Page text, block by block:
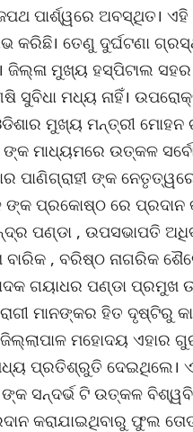
ପାର୍ଶ୍ୱରେ ଅବସ୍ଥିତ।
କରିଛି। ତେଣୁ ଦୁର୍ଘଟଣା
ଜିଲ୍ଳା ମୁଖ୍ୟ ହସ୍ପିଟାଲ
ସୁବିଧା ମଧ୍ୟ ନାହିଁ।
ମୁଖ୍ୟ ମନ୍ତ୍ରୀ ମୋହନ
ଙ୍କ ମାଧ୍ୟମରେ ଉତ୍କଳ
ପାଣିଗ୍ରାହୀ ଙ୍କ
ଙ୍କ ପ୍ରକୋଷ୍ଠ ରେ ପ୍ରଦାନ
ପଣ୍ଡା , ଉପସଭାପତି
ବାରିକ , ବରିଷ୍ଠ ନାଗରିକ
ଗୟାଧର ପଣ୍ଡା
ମାନଙ୍କର ହିତ ଦୃଷ୍ଟିରୁ
ମହୋଦୟ ଏହାର
ପ୍ରତିଶ୍ରୁତି ଦେଇଥିଲେ।
ଙ୍କ ସନ୍ଦର୍ଭ ଟି ଉତ୍କଳ
କରାଯାଇଥିବାରୁ ଫୁଲ